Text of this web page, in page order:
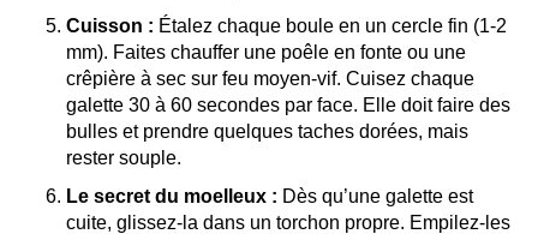
Cuisson : Étalez chaque boule en un cercle fin (1-2
mm). Faites chauffer une poêle en fonte ou une
crêpière à sec sur feu moyen-vif. Cuisez chaque
galette 30 à 60 secondes par face. Elle doit faire des
bulles et prendre quelques taches dorées, mais
rester souple.
Le secret du moelleux : Dès qu’une galette est
cuite, glissez-la dans un torchon propre. Empilez-les